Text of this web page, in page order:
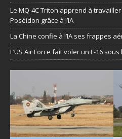
Le MQ-4C Triton apprend à
Poséidon grâce à l’IA
La Chine confie à l’IA ses frappes
L’US Air Force fait voler un F-16